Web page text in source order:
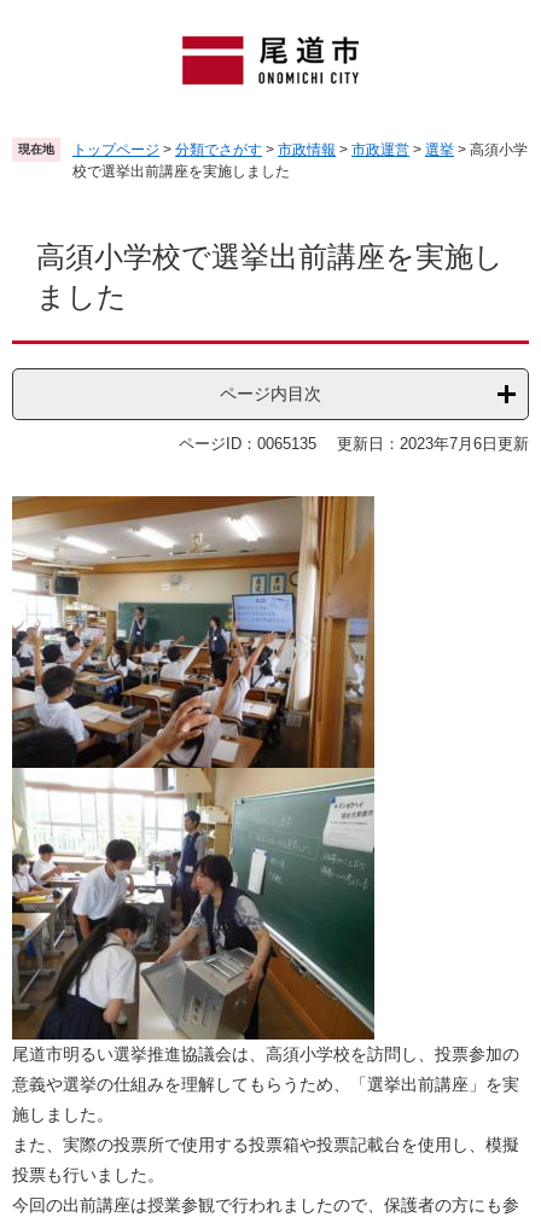
頭
で
飛
ば
現在地 トップページ > 分類でさがす > 市政情報 > 市政運営 > 選挙 > 高須小学
校で選挙出前講座を実施しました
高須小学校で選挙出前講座を実施し
ました
ページ内目次
ページID：0065135 更新日：2023年7月6日更新
尾道市明るい選挙推進協議会は、高須小学校を訪問し、投票参加の
意義や選挙の仕組みを理解してもらうため、「選挙出前講座」を実
施しました。
また、実際の投票所で使用する投票箱や投票記載台を使用し、模擬
投票も行いました。
​今回の出前講座は授業参観で行われましたので、保護者の方にも参